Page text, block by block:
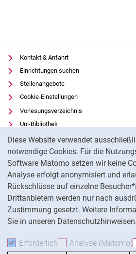
Diese Website verwendet
notwendige Cookies. Für die
Software Matomo setzen wir keine
Analyse erfolgt anonymisiert und
Rückschlüsse auf einzelne
Drittanbietern werden nur nach
Zustimmung gesetzt. Weitere
Sie in unseren Datenschutzhinweisen.
Erforderlich Erforderliche Cookies
Analyse (Matomo)
Kontakt & Anfahrt
Einrichtungen suchen
Stellenangebote
Cookie-Einstellungen
Vorlesungsverzeichnis
Uni-Bibliothek
Moodle
Panopto
Datenschutz
Barrierefreiheit
Transparenter KI-Einsatz